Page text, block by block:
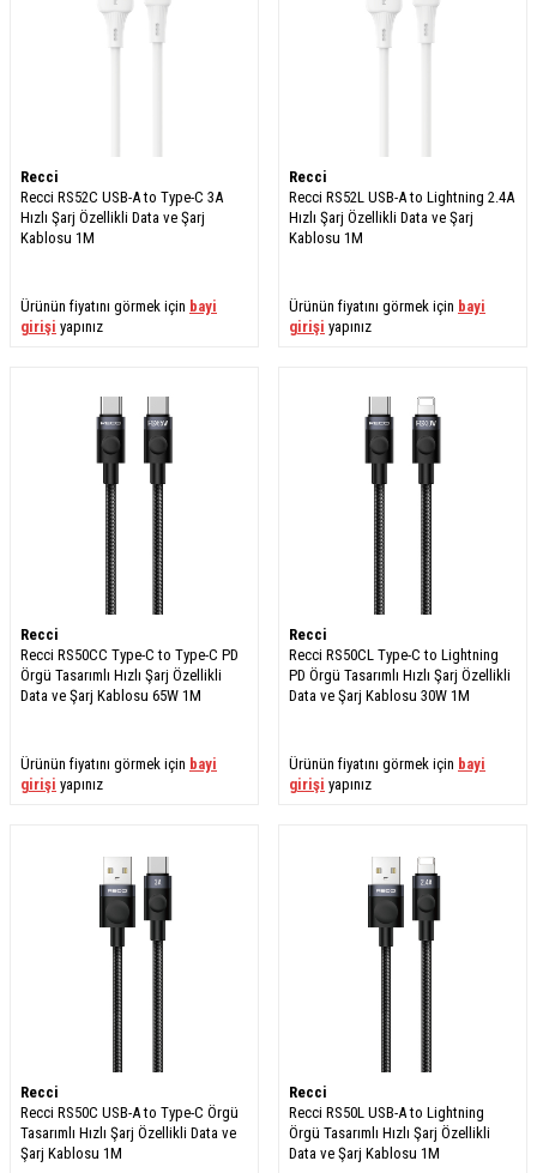
Recci
Recci RS52C USB-A to Type-C 3A
Hızlı Şarj Özellikli Data ve Şarj
Kablosu 1M
Ürünün fiyatını görmek için bayi
girişi yapınız
Recci
Recci RS52L USB-A to Lightning 2.4A
Hızlı Şarj Özellikli Data ve Şarj
Kablosu 1M
Ürünün fiyatını görmek için bayi
girişi yapınız
Recci
Recci RS50CC Type-C to Type-C PD
Örgü Tasarımlı Hızlı Şarj Özellikli
Data ve Şarj Kablosu 65W 1M
Ürünün fiyatını görmek için bayi
girişi yapınız
Recci
Recci RS50CL Type-C to Lightning
PD Örgü Tasarımlı Hızlı Şarj Özellikli
Data ve Şarj Kablosu 30W 1M
Ürünün fiyatını görmek için bayi
girişi yapınız
Recci
Recci RS50C USB-A to Type-C Örgü
Tasarımlı Hızlı Şarj Özellikli Data ve
Şarj Kablosu 1M
Recci
Recci RS50L USB-A to Lightning
Örgü Tasarımlı Hızlı Şarj Özellikli
Data ve Şarj Kablosu 1M